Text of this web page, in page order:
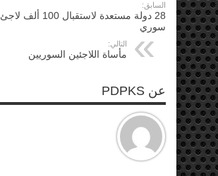
السابق:
28 دولة مستعدة لاستقبال 100 ألف لاجئ
سوري
التالي:
مأساة اللاجئين السوريين
عن PDPKS